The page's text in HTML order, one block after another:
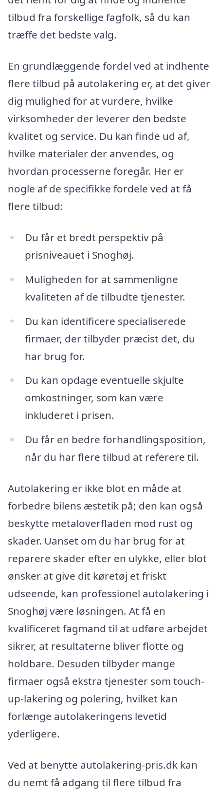
tilbud fra forskellige fagfolk, så du kan
træffe det bedste valg.
En grundlæggende fordel ved at indhente
flere tilbud på autolakering er, at det giver
dig mulighed for at vurdere, hvilke
virksomheder der leverer den bedste
kvalitet og service. Du kan finde ud af,
hvilke materialer der anvendes, og
hvordan processerne foregår. Her er
nogle af de specifikke fordele ved at få
flere tilbud:
Du får et bredt perspektiv på
prisniveauet i Snoghøj.
Muligheden for at sammenligne
kvaliteten af de tilbudte tjenester.
Du kan identificere specialiserede
firmaer, der tilbyder præcist det, du
har brug for.
Du kan opdage eventuelle skjulte
omkostninger, som kan være
inkluderet i prisen.
Du får en bedre forhandlingsposition,
når du har flere tilbud at referere til.
Autolakering er ikke blot en måde at
forbedre bilens æstetik på; den kan også
beskytte metaloverfladen mod rust og
skader. Uanset om du har brug for at
reparere skader efter en ulykke, eller blot
ønsker at give dit køretøj et friskt
udseende, kan professionel autolakering i
Snoghøj være løsningen. At få en
kvalificeret fagmand til at udføre arbejdet
sikrer, at resultaterne bliver flotte og
holdbare. Desuden tilbyder mange
firmaer også ekstra tjenester som touch-
up-lakering og polering, hvilket kan
forlænge autolakeringens levetid
yderligere.
Ved at benytte autolakering-pris.dk kan
du nemt få adgang til flere tilbud fra